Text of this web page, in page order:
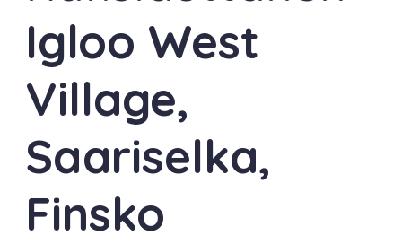
Igloo West
Village,
Saariselka,
Finsko